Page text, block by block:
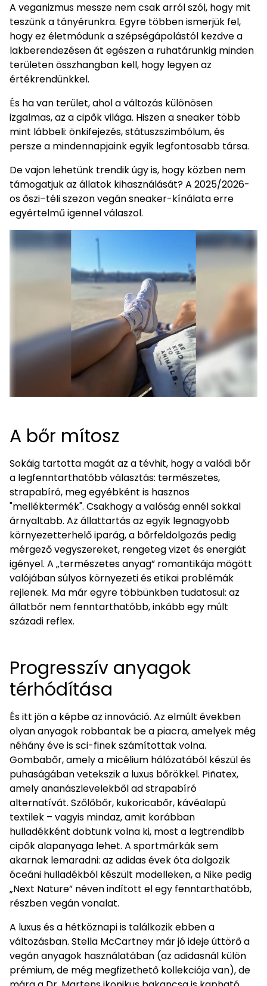
A veganizmus messze nem csak arról szól, hogy mit
teszünk a tányérunkra. Egyre többen ismerjük fel,
hogy ez életmódunk a szépségápolástól kezdve a
lakberendezésen át egészen a ruhatárunkig minden
területen összhangban kell, hogy legyen az
értékrendünkkel.
És ha van terület, ahol a változás különösen
izgalmas, az a cipők világa. Hiszen a sneaker több
mint lábbeli: önkifejezés, státuszszimbólum, és
persze a mindennapjaink egyik legfontosabb társa.
De vajon lehetünk trendik úgy is, hogy közben nem
támogatjuk az állatok kihasználását? A 2025/2026-
os őszi–téli szezon vegán sneaker-kínálata erre
egyértelmű igennel válaszol.
A bőr mítosz
Sokáig tartotta magát az a tévhit, hogy a valódi bőr
a legfenntarthatóbb választás: természetes,
strapabíró, meg egyébként is hasznos
"melléktermék". Csakhogy a valóság ennél sokkal
árnyaltabb. Az állattartás az egyik legnagyobb
környezetterhelő iparág, a bőrfeldolgozás pedig
mérgező vegyszereket, rengeteg vizet és energiát
igényel. A „természetes anyag” romantikája mögött
valójában súlyos környezeti és etikai problémák
rejlenek. Ma már egyre többünkben tudatosul: az
állatbőr nem fenntarthatóbb, inkább egy múlt
századi reflex.
Progresszív anyagok
térhódítása
És itt jön a képbe az innováció. Az elmúlt években
olyan anyagok robbantak be a piacra, amelyek még
néhány éve is sci-finek számítottak volna.
Gombabőr, amely a micélium hálózatából készül és
puhaságában vetekszik a luxus bőrökkel. Piñatex,
amely ananászlevelekből ad strapabíró
alternatívát. Szőlőbőr, kukoricabőr, kávéalapú
textilek – vagyis mindaz, amit korábban
hulladékként dobtunk volna ki, most a legtrendibb
cipők alapanyaga lehet. A sportmárkák sem
akarnak lemaradni: az adidas évek óta dolgozik
óceáni hulladékból készült modelleken, a Nike pedig
„Next Nature” néven indított el egy fenntarthatóbb,
részben vegán vonalat.
A luxus és a hétköznapi is találkozik ebben a
változásban. Stella McCartney már jó ideje úttörő a
vegán anyagok használatában (az adidasnál külön
prémium, de még megfizethető kollekciója van), de